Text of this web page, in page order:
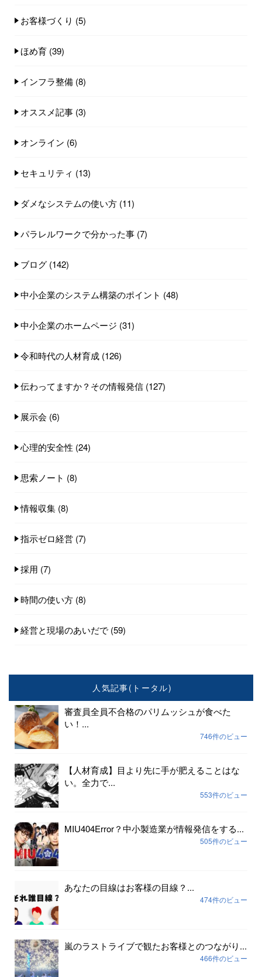
お客様づくり (5)
ほめ育 (39)
インフラ整備 (8)
オススメ記事 (3)
オンライン (6)
セキュリティ (13)
ダメなシステムの使い方 (11)
パラレルワークで分かった事 (7)
ブログ (142)
中小企業のシステム構築のポイント (48)
中小企業のホームページ (31)
令和時代の人材育成 (126)
伝わってますか？その情報発信 (127)
展示会 (6)
心理的安全性 (24)
思索ノート (8)
情報収集 (8)
指示ゼロ経営 (7)
採用 (7)
時間の使い方 (8)
経営と現場のあいだで (59)
人気記事(トータル)
審査員全員不合格のパリムッシュが食べた
い！...
746件のビュー
【人材育成】目より先に手が肥えることはな
い。全力で...
553件のビュー
MIU404Error？中小製造業が情報発信をする...
505件のビュー
あなたの目線はお客様の目線？...
474件のビュー
嵐のラストライブで観たお客様とのつながり...
466件のビュー